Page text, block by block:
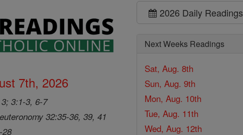
7th, 2026
3:1-3, 6-7
32:35-36, 39, 41
28
2026 Daily Readings
Next Weeks Readings
Sat, Aug. 8th
Sun, Aug. 9th
Mon, Aug. 10th
Tue, Aug. 11th
Wed, Aug. 12th